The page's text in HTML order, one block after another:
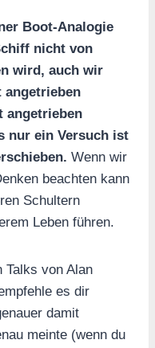
Boot-Analogie
nicht von
wird, auch wir
angetrieben
angetrieben
nur ein Versuch ist
Wenn wir
beachten kann
Schultern
Leben führen.
Talks von Alan
es dir
damit
meinte (wenn du